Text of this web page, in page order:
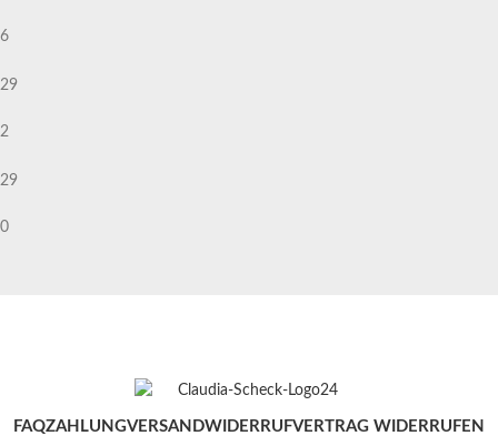
6
29
2
29
0
FAQZAHLUNGVERSANDWIDERRUFVERTRAG WIDERRUFEN